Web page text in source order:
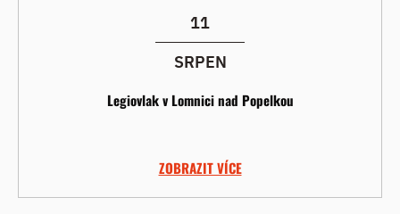
11
SRPEN
Legiovlak v Lomnici nad Popelkou
ZOBRAZIT VÍCE